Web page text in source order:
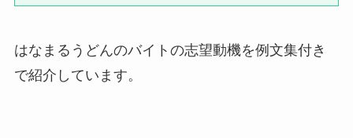
はなまるうどんのバイトの志望動機を例文集付き
で紹介しています。